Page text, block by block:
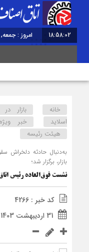
18:58:02 امروز : جمعه, ۱۶ مرداد , ۱۴۰۵
خانه بازار در
اسلايد
خبر ویژه
هیئت رئیسه
به‌دنبال حادثه دلخراش
بازار، برگزار شد؛
نشست فوق‌العاده رئیس
کد خبر : 4266
31 اردیبهشت 1403 - 15:08